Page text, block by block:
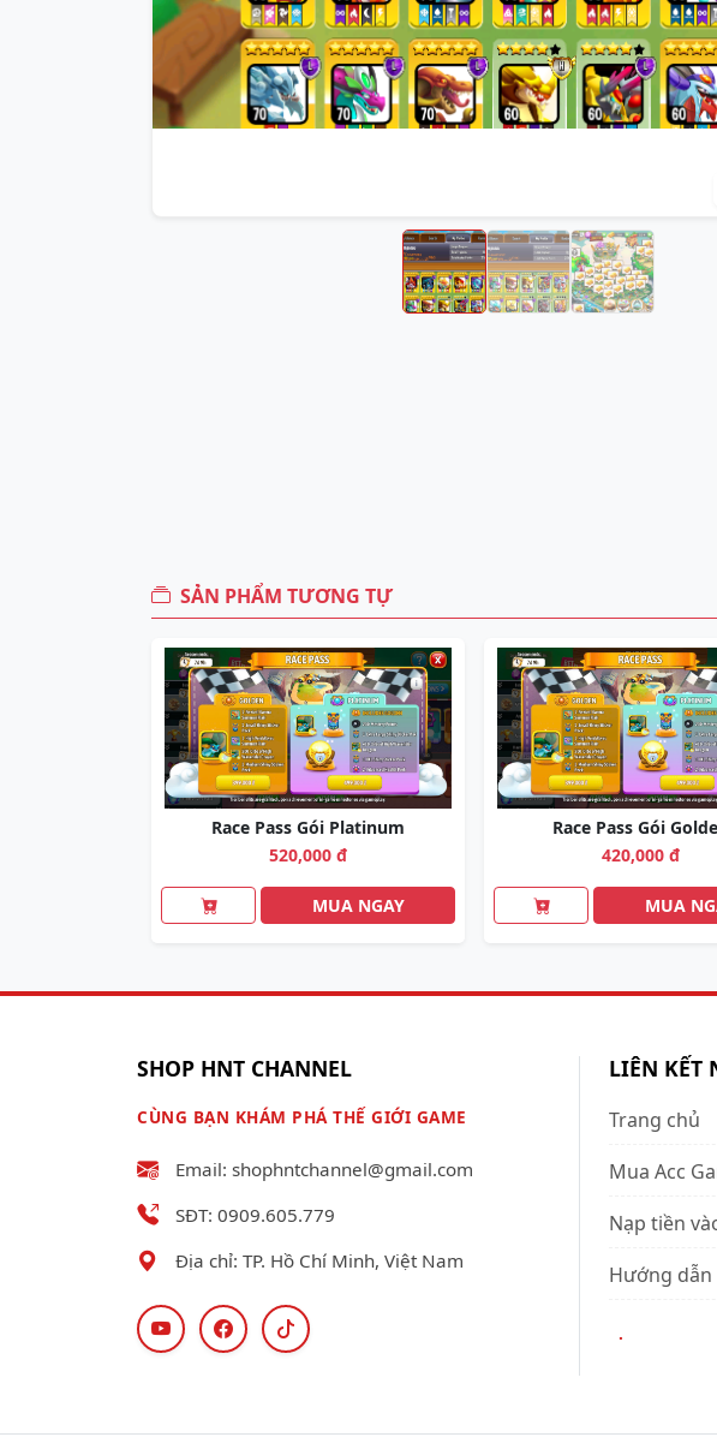
SẢN PHẨM TƯƠNG TỰ
Race Pass Gói Platinum
520,000 đ
MUA NGAY
Race Pass Gói
420,000 đ
MUA
SHOP HNT CHANNEL
CÙNG BẠN KHÁM PHÁ THẾ GIỚI GAME
Email: shophntchannel@gmail.com
SĐT: 0909.605.779
Địa chỉ: TP. Hồ Chí Minh, Việt Nam
LIÊN KẾT
Trang chủ
Mua Acc
Nạp tiền
Hướng
.